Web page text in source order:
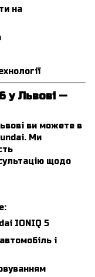
на
у Львові —
ви можете в
Ми
щодо
IONIQ 5
і